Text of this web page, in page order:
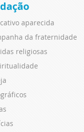
aparecida
da fraternidade
religiosas